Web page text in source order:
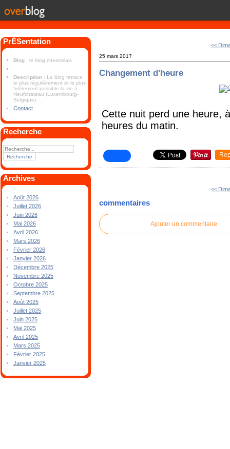
PrÉSentation
Blog : le blog chestrolais
Description : Le blog retrace
le plus régulièrement et le plus
fidèlement possible la vie à
Neufchâteau (Luxembourg-
Belgique).
Contact
Recherche
Archives
Août 2026
Juillet 2026
Juin 2026
Mai 2026
Avril 2026
Mars 2026
Février 2026
Janvier 2026
Décembre 2025
Novembre 2025
Octobre 2025
Septembre 2025
Août 2025
Juillet 2025
Juin 2025
Mai 2025
Avril 2025
Mars 2025
Février 2025
Janvier 2025
<<
25 mars 2017
Changement d'heure
Cette nuit perd une heure,
heures du matin.
<<
commentaires
Ajouter un commentaire